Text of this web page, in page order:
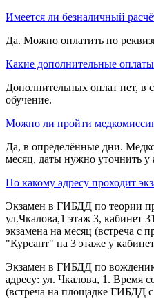
Имеется ли безналичный
Да. Можно оплатить по
Какие дополнительные
Дополнительных оплат нет, в
обучение.
Можно ли пройти
Да, в определённые дни.
месяц, даты нужно уточнить у
По какому адресу проходит
Экзамен в ГИБДД по теории
ул.Чкалова,1 этаж 3, кабинет
экзамена на месяц (встреча с
"Курсант" на 3 этаже у
Экзамен в ГИБДД по
адресу: ул. Чкалова, 1. Время
(встреча на площадке ГИБДД